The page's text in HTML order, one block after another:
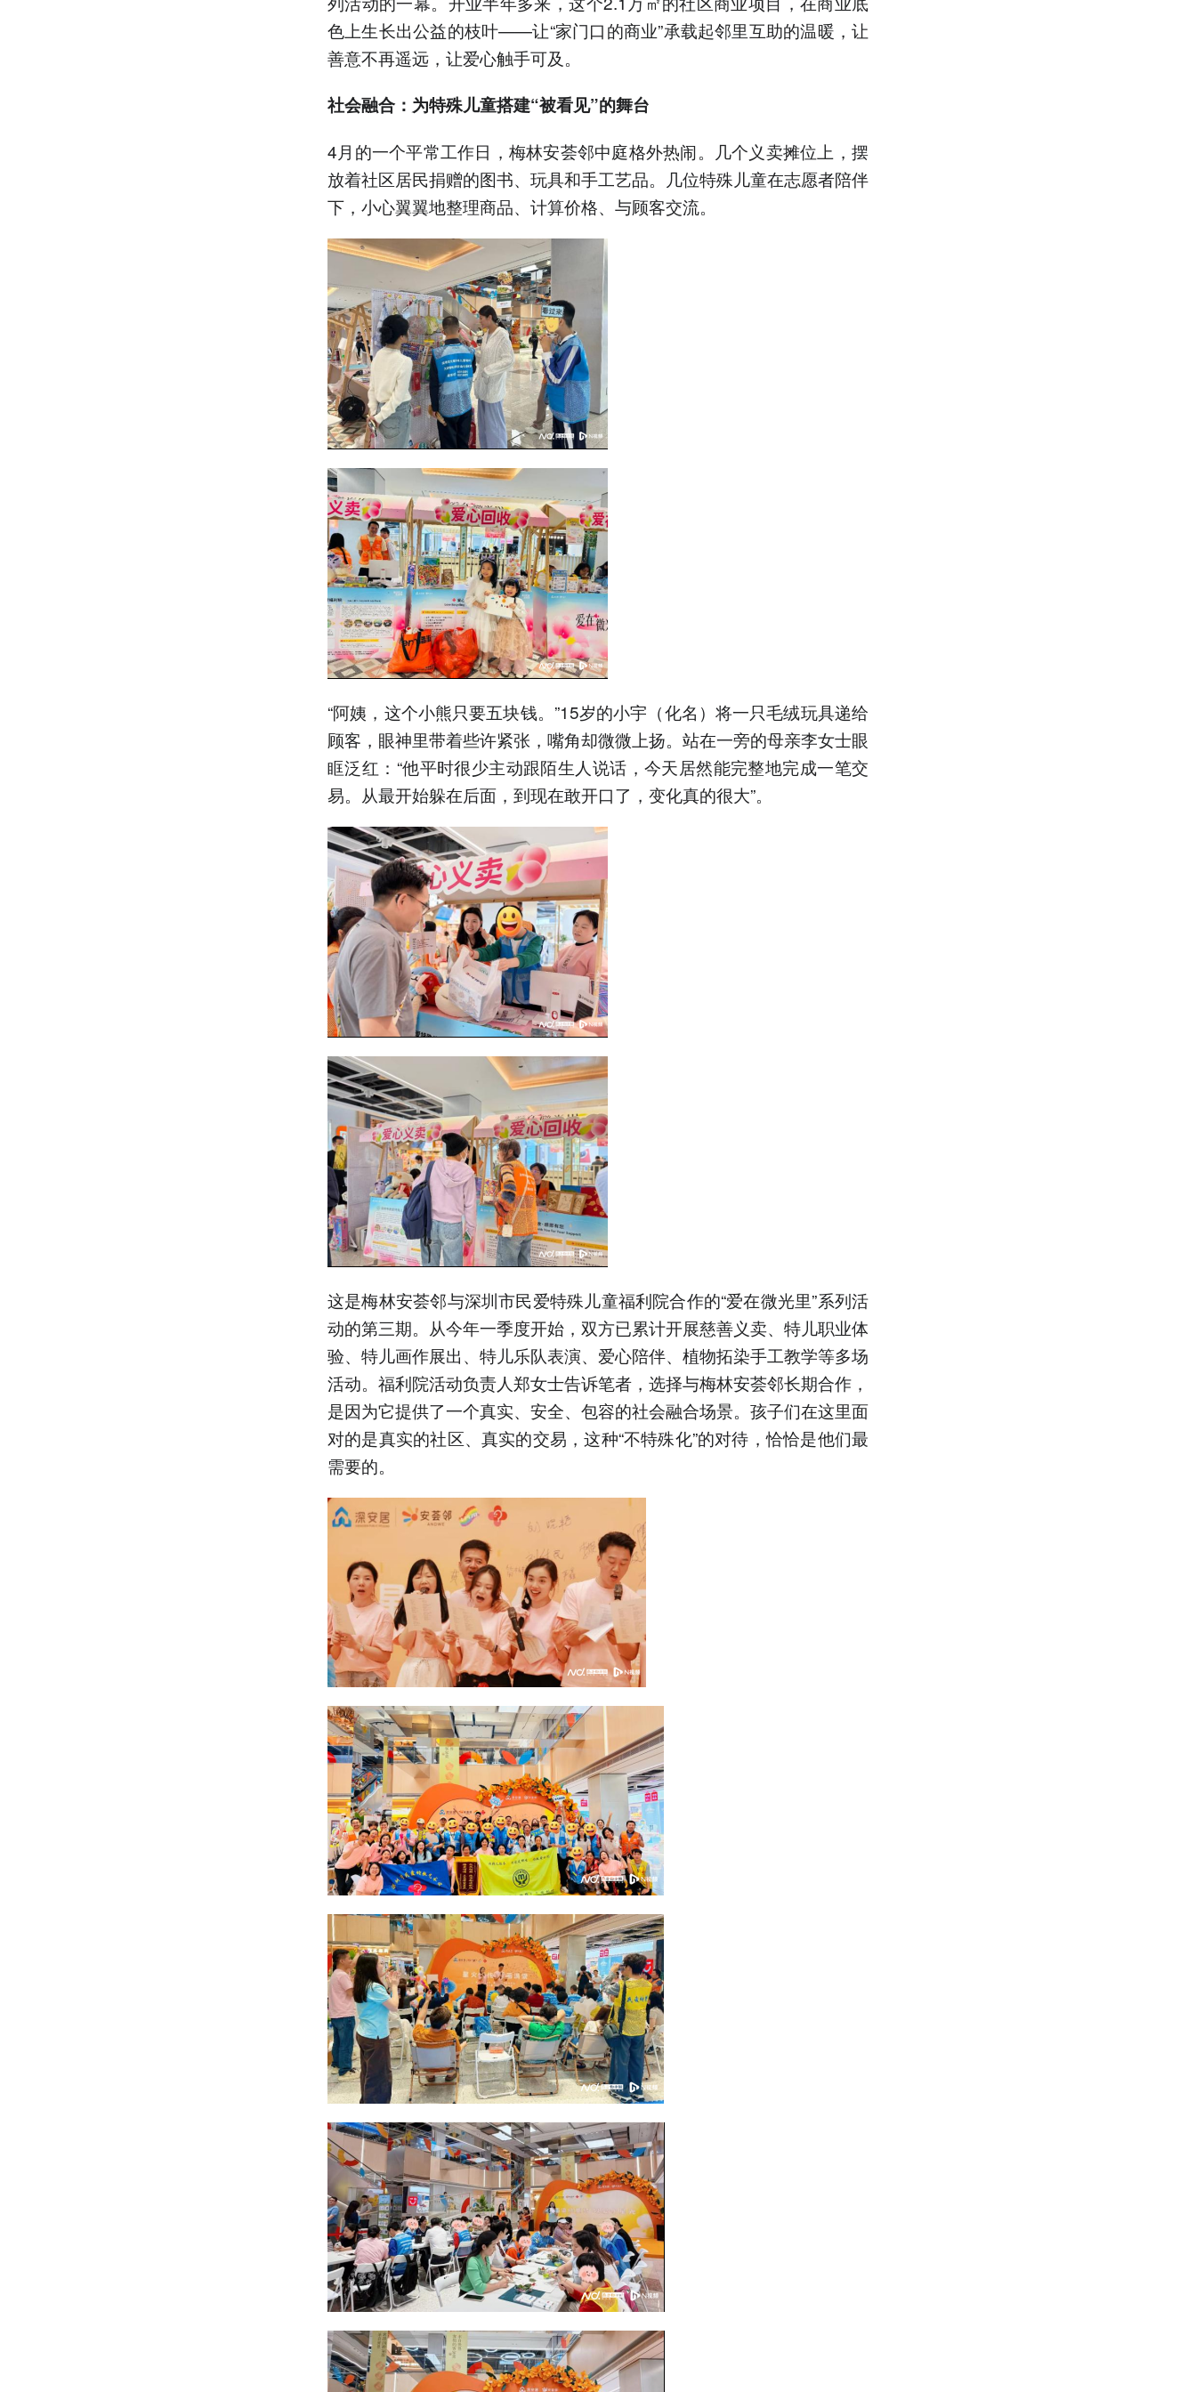
色上生长出公益的枝叶——让“家门口的商业”承载起邻里互助的温暖，让
善意不再遥远，让爱心触手可及。
社会融合：为特殊儿童搭建“被看见”的舞台
4月的一个平常工作日，梅林安荟邻中庭格外热闹。几个义卖摊位上，摆
放着社区居民捐赠的图书、玩具和手工艺品。几位特殊儿童在志愿者陪伴
下，小心翼翼地整理商品、计算价格、与顾客交流。
“阿姨，这个小熊只要五块钱。”15岁的小宇（化名）将一只毛绒玩具递给
顾客，眼神里带着些许紧张，嘴角却微微上扬。站在一旁的母亲李女士眼
眶泛红：“他平时很少主动跟陌生人说话，今天居然能完整地完成一笔交
易。从最开始躲在后面，到现在敢开口了，变化真的很大”。
这是梅林安荟邻与深圳市民爱特殊儿童福利院合作的“爱在微光里”系列活
动的第三期。从今年一季度开始，双方已累计开展慈善义卖、特儿职业体
验、特儿画作展出、特儿乐队表演、爱心陪伴、植物拓染手工教学等多场
活动。福利院活动负责人郑女士告诉笔者，选择与梅林安荟邻长期合作，
是因为它提供了一个真实、安全、包容的社会融合场景。孩子们在这里面
对的是真实的社区、真实的交易，这种“不特殊化”的对待，恰恰是他们最
需要的。